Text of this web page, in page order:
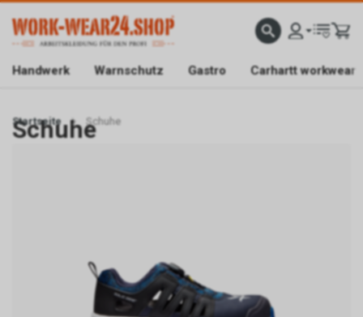
AB CHF 200.- FACHGESCHÄFT IN BAAR/ZG SICHER EINKAUFEN
Handwerk Warnschutz Gastro Carhartt workwear
Startseite Schuhe
Schuhe